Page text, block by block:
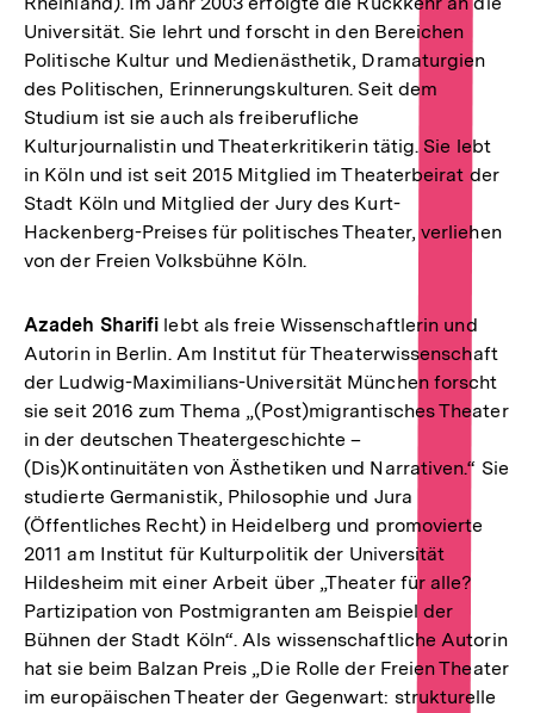
Universität. Sie lehrt und forscht in den Bereichen
Politische Kultur und Medienästhetik, Dramaturgien
des Politischen, Erinnerungskulturen. Seit dem
Studium ist sie auch als freiberufliche
Kulturjournalistin und Theaterkritikerin tätig. Sie lebt
in Köln und ist seit 2015 Mitglied im Theaterbeirat der
Stadt Köln und Mitglied der Jury des Kurt-
Hackenberg-Preises für politisches Theater, verliehen
von der Freien Volksbühne Köln.
Azadeh Sharifi lebt als freie Wissenschaftlerin und
Autorin in Berlin. Am Institut für Theaterwissenschaft
der Ludwig-Maximilians-Universität München forscht
sie seit 2016 zum Thema „(Post)migrantisches Theater
in der deutschen Theatergeschichte –
(Dis)Kontinuitäten von Ästhetiken und Narrativen.“ Sie
studierte Germanistik, Philosophie und Jura
(Öffentliches Recht) in Heidelberg und promovierte
2011 am Institut für Kulturpolitik der Universität
Hildesheim mit einer Arbeit über „Theater für alle?
Partizipation von Postmigranten am Beispiel der
Bühnen der Stadt Köln“. Als wissenschaftliche Autorin
hat sie beim Balzan Preis „Die Rolle der Freien Theater
im europäischen Theater der Gegenwart: strukturelle